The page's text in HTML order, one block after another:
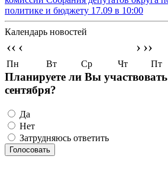
политике и бюджету 17.09 в 10:00
Календарь новостей
‹‹ ‹ › ››
Пн Вт Ср Чт Пт
Планируете ли Вы
сентября?
Да
Нет
Затрудняюсь ответить